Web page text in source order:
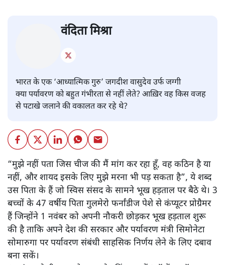
वंदिता मिश्रा
भारत के एक ‘आध्यात्मिक गुरु’ जगदीश वासुदेव उर्फ जग्गी
क्या पर्यावरण को बहुत गंभीरता से नहीं लेते? आख़िर वह किस वजह
से पटाखे जलाने की वकालत कर रहे थे?